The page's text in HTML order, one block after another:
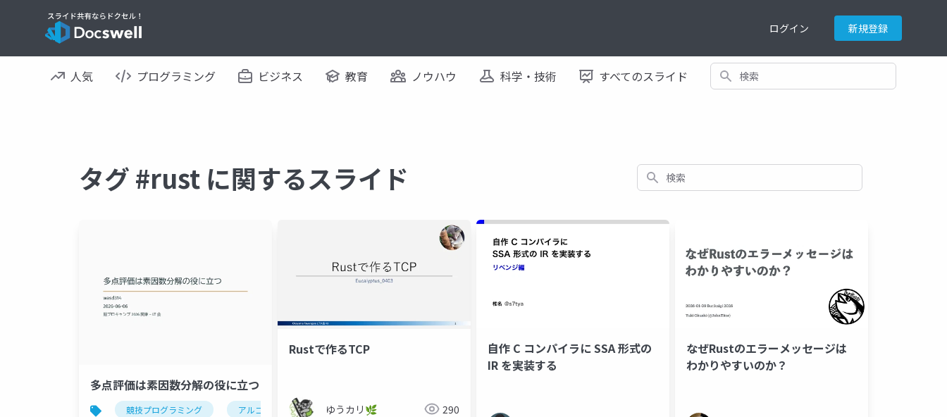
ログイン 新規登録
人気 プログラミング ビジネス 教育 ノウハウ 科学・技術 すべてのスライド 検索
タグ #rust に関するスライド 検索
多点評価は素因数分解の役に立つ
競技プログラミング アルゴリズム 素因数分解 楕円曲線法
Rustで作るTCP
ゆうカリ🌿 290
自作 C コンパイラに SSA 形式の
IR を実装する
なぜRustのエラーメッセージは
わかりやすいのか？